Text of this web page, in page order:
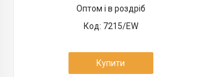
Оптом і в роздріб
7215/EW
Купити